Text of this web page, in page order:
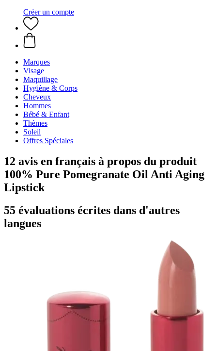
Créer un compte
Marques
Visage
Maquillage
Hygiène & Corps
Cheveux
Hommes
Bébé & Enfant
Thèmes
Soleil
Offres Spéciales
12 avis en français à propos du produit
100% Pure Pomegranate Oil Anti Aging
Lipstick
55 évaluations écrites dans d'autres
langues